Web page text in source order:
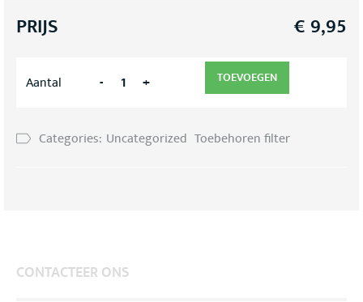
PRIJS € 9,95
Aantal - + TOEVOEGEN
Categories: Uncategorized Toebehoren filter
CONTACTEER ONS